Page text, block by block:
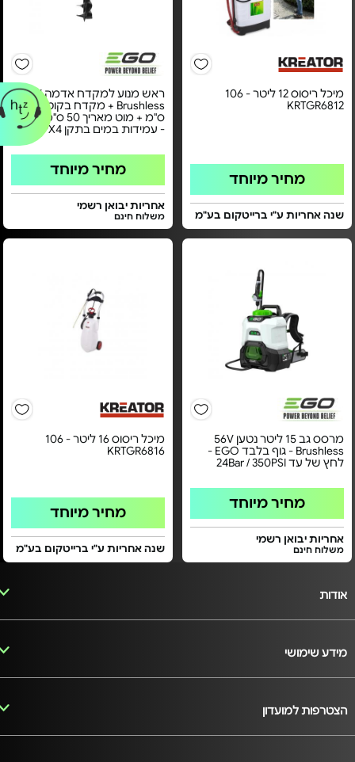
מיכל ריסוס 12 ליטר - 106
KRTGR6812
מחיר מיוחד
שנה אחריות ע"י ברייטקום בע"מ
ראש מנוע למקדח אדמה 56V
Brushless + מקדח בקוטר 20
ס"מ + מוט מאריך 50 ס"מ EGO
- עמידות במים בתקן IPX4
מחיר מיוחד
אחריות יבואן רשמי
משלוח חינם
מרסס גב 15 ליטר נטען 56V
Brushless - גוף בלבד EGO -
לחץ של עד 24Bar / 350PSI
מחיר מיוחד
אחריות יבואן רשמי
משלוח חינם
מיכל ריסוס 16 ליטר - 106
KRTGR6816
מחיר מיוחד
שנה אחריות ע"י ברייטקום בע"מ
אודות
מידע שימושי
הצטרפות למועדון